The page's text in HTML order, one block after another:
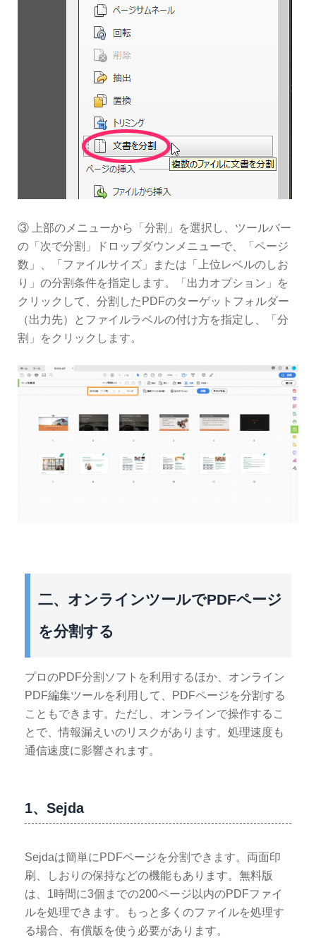
③ 上部のメニューから「分割」を選択し、ツールバー
の「次で分割」ドロップダウンメニューで、「ページ
数」、「ファイルサイズ」または「上位レベルのしお
り」の分割条件を指定します。「出力オプション」を
クリックして、分割したPDFのターゲットフォルダー
（出力先）とファイルラベルの付け方を指定し、「分
割」をクリックします。
二、オンラインツールでPDFページ
を分割する
プロのPDF分割ソフトを利用するほか、オンライン
PDF編集ツールを利用して、PDFページを分割する
こともできます。ただし、オンラインで操作するこ
とで、情報漏えいのリスクがあります。処理速度も
通信速度に影響されます。
1、Sejda
Sejdaは簡単にPDFページを分割できます。両面印
刷、しおりの保持などの機能もあります。無料版
は、1時間に3個までの200ページ以内のPDFファイ
ルを処理できます。もっと多くのファイルを処理す
る場合、有償版を使う必要があります。